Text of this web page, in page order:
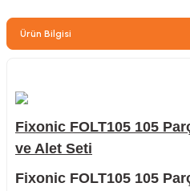
Ürün Bilgisi
Fixonic FOLT105 105
ve Alet Seti
Fixonic FOLT105 105